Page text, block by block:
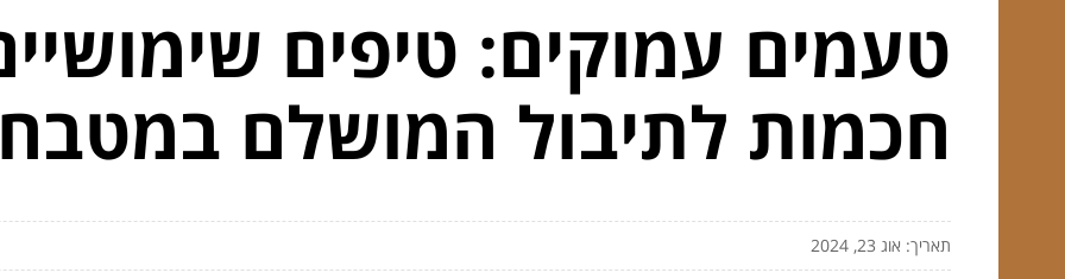
טעמים עמוקים: טיפים
חכמות לתיבול המושלם
תאריך: אוג 23, 2024